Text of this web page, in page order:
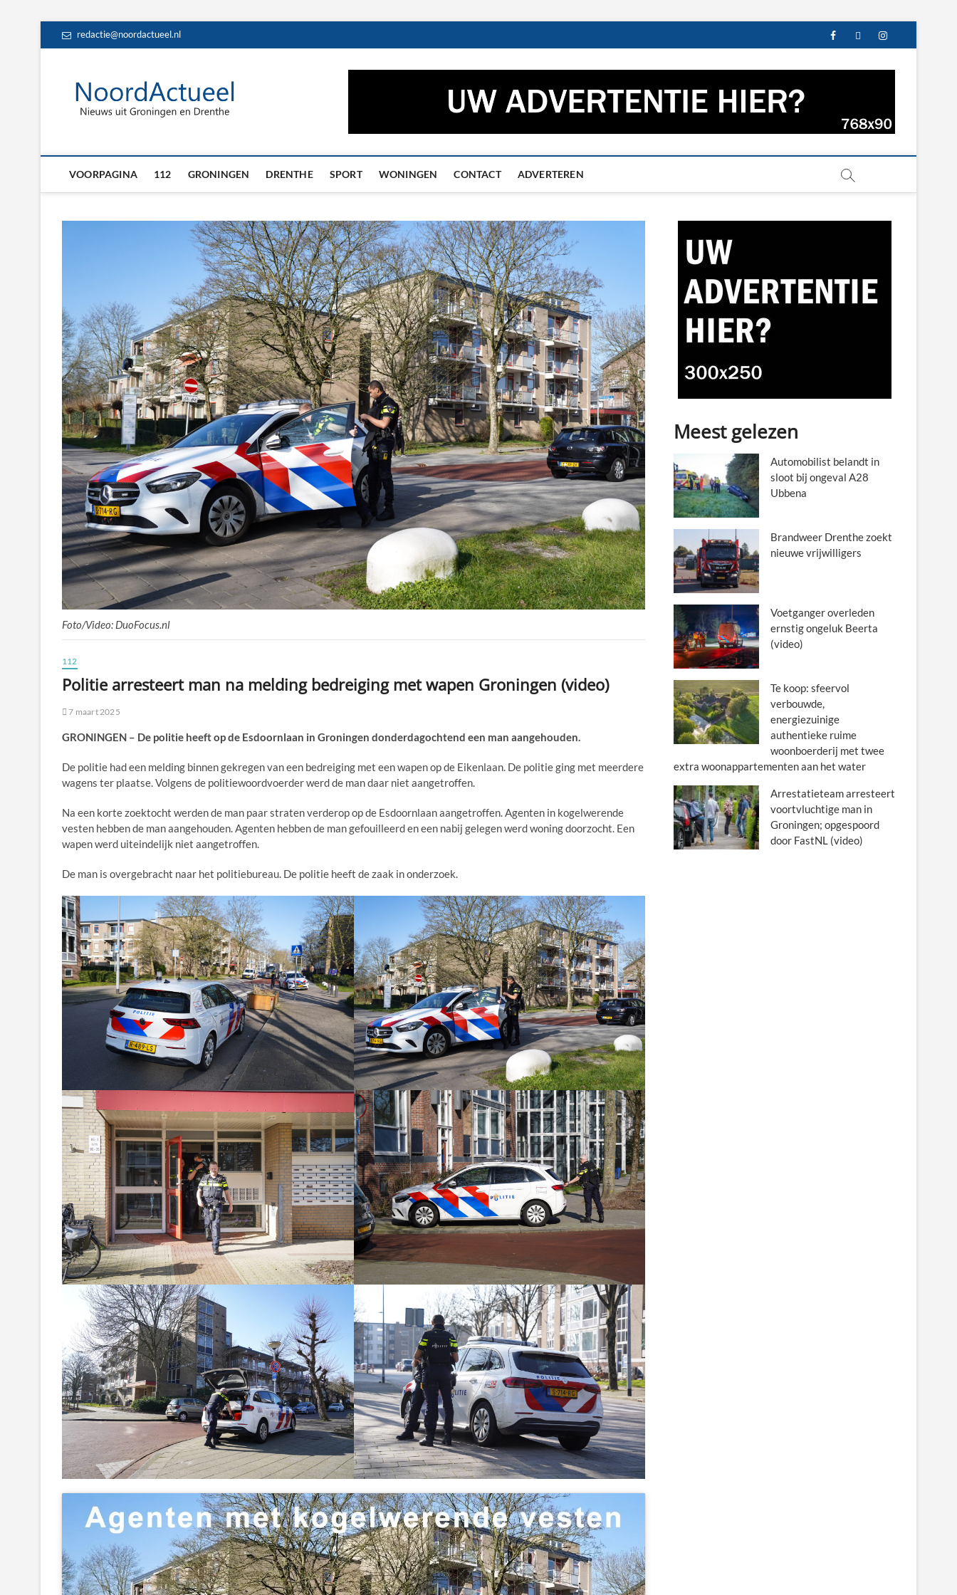
redactie@noordactueel.nl facebooktwitterinstagram
NoordActueel – Het laatste nieuws uit Groningen en
VOORPAGINA 112 GRONINGEN DRENTHE SPORT WONINGEN CONTACT ADVERTEREN
Foto/Video: DuoFocus.nl
112
Politie arresteert man na melding bedreiging met wapen Groningen (video)
7 maart 2025
GRONINGEN – De politie heeft op de Esdoornlaan in Groningen donderdagochtend een man aangehouden.
De politie had een melding binnen gekregen van een bedreiging met een wapen op de Eikenlaan. De politie ging met meerdere
wagens ter plaatse. Volgens de politiewoordvoerder werd de man daar niet aangetroffen.
Na een korte zoektocht werden de man paar straten verderop op de Esdoornlaan aangetroffen. Agenten in kogelwerende
vesten hebben de man aangehouden. Agenten hebben de man gefouilleerd en een nabij gelegen werd woning doorzocht. Een
wapen werd uiteindelijk niet aangetroffen.
De man is overgebracht naar het politiebureau. De politie heeft de zaak in onderzoek.
Meest gelezen
Automobilist belandt in
sloot bij ongeval A28
Ubbena
Brandweer Drenthe zoekt
nieuwe vrijwilligers
Voetganger overleden
ernstig ongeluk Beerta
(video)
Te koop: sfeervol
verbouwde,
energiezuinige
authentieke ruime
woonboerderij met twee
extra woonappartementen aan het water
Arrestatieteam arresteert
voortvluchtige man in
Groningen; opgespoord
door FastNL (video)